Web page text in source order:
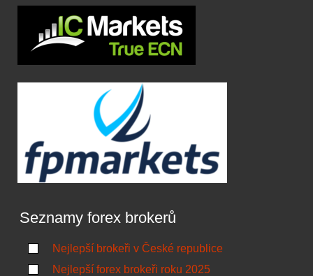
Seznamy forex brokerů
Nejlepší brokeři v České republice
Nejlepší forex brokeři roku 2025